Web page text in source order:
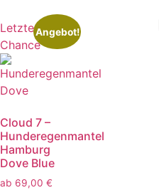
Letzte
Chance
Angebot!
Cloud 7 –
Hunderegenmantel
Hamburg
Dove Blue
ab 69,00 €